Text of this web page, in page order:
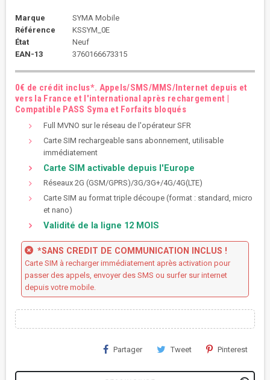
Marque
SYMA Mobile
Référence
KSSYM_0E
État
Neuf
EAN-13
3760166673315
0€ de crédit inclus*. Appels/SMS/MMS/Internet depuis et
vers la France et l'international après rechargement |
Compatible PASS Syma et Forfaits bloqués
Full MVNO sur le réseau de l'opérateur SFR
Carte SIM rechargeable sans abonnement, utilisable
immédiatement
Carte SIM activable depuis l'Europe
Réseaux 2G (GSM/GPRS)/3G/3G+/4G/4G(LTE)
Carte SIM au format triple découpe (format : standard, micro
et nano)
Validité de la ligne 12 MOIS
*SANS CREDIT DE COMMUNICATION INCLUS !
Carte SIM à recharger immédiatement après activation pour
passer des appels, envoyer des SMS ou surfer sur internet
depuis votre mobile.
Partager Tweet Pinterest